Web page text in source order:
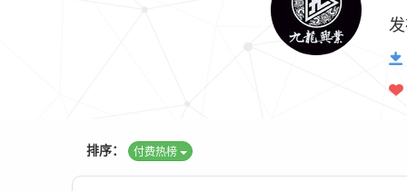
排序： 付费热榜